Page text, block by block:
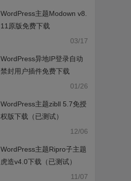
WordPress主题Modown v8.
11原版免费下载
03/17
WordPress异地IP登录自动
禁封用户插件免费下载
01/26
WordPress主题zibll 5.7免授
权版下载（已测试）
12/06
WordPress主题Ripro子主题
虎造v4.0下载（已测试）
11/07